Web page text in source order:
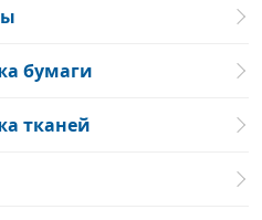
бумаги
тканей